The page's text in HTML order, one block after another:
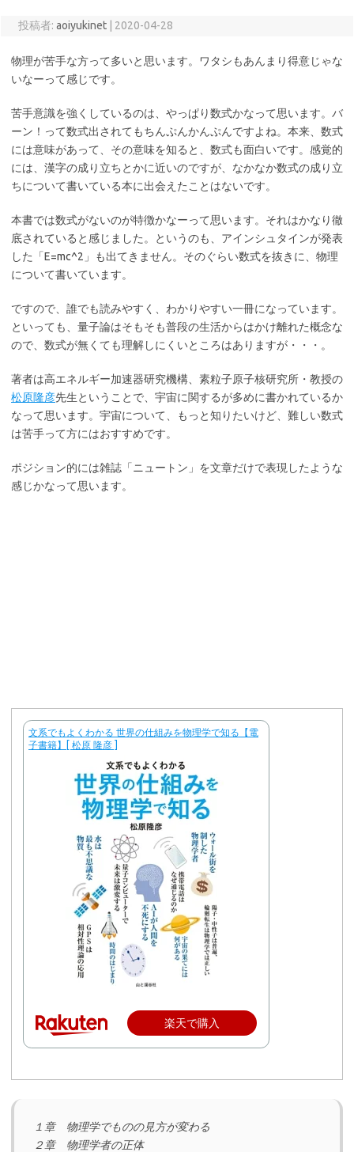
投稿者: aoiyukinet 2020-04-28
物理が苦手な方って多いと思います。ワタシもあんまり得意じゃな
いなーって感じです。
苦手意識を強くしているのは、やっぱり数式かなって思います。バ
ーン！って数式出されてもちんぷんかんぷんですよね。本来、数式
には意味があって、その意味を知ると、数式も面白いです。感覚的
には、漢字の成り立ちとかに近いのですが、なかなか数式の成り立
ちについて書いている本に出会えたことはないです。
本書では数式がないのが特徴かなーって思います。それはかなり徹
底されていると感じました。というのも、アインシュタインが発表
した「E=mc^2」も出てきません。そのぐらい数式を抜きに、物理
について書いています。
ですので、誰でも読みやすく、わかりやすい一冊になっています。
といっても、量子論はそもそも普段の生活からはかけ離れた概念な
ので、数式が無くても理解しにくいところはありますが・・・。
著者は高エネルギー加速器研究機構、素粒子原子核研究所・教授の
松原隆彦先生ということで、宇宙に関するが多めに書かれているか
なって思います。宇宙について、もっと知りたいけど、難しい数式
は苦手って方にはおすすめです。
ポジション的には雑誌「ニュートン」を文章だけで表現したような
感じかなって思います。
文系でもよくわかる 世界の仕組みを物理学で知る【電
子書籍】[ 松原 隆彦 ]
楽天で購入
１章 物理学でものの見方が変わる
２章 物理学者の正体